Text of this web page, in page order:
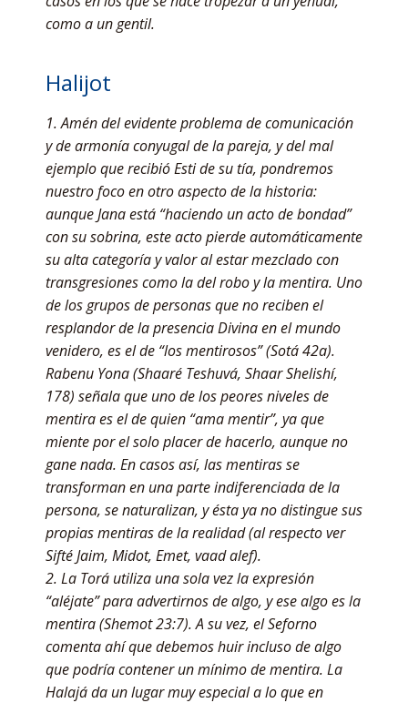
como a un gentil.
Halijot
1. Amén del evidente problema de comunicación
y de armonía conyugal de la pareja, y del mal
ejemplo que recibió Esti de su tía, pondremos
nuestro foco en otro aspecto de la historia:
aunque Jana está “haciendo un acto de bondad”
con su sobrina, este acto pierde automáticamente
su alta categoría y valor al estar mezclado con
transgresiones como la del robo y la mentira. Uno
de los grupos de personas que no reciben el
resplandor de la presencia Divina en el mundo
venidero, es el de “los mentirosos” (Sotá 42a).
Rabenu Yona (Shaaré Teshuvá, Shaar Shelishí,
178) señala que uno de los peores niveles de
mentira es el de quien “ama mentir”, ya que
miente por el solo placer de hacerlo, aunque no
gane nada. En casos así, las mentiras se
transforman en una parte indiferenciada de la
persona, se naturalizan, y ésta ya no distingue sus
propias mentiras de la realidad (al respecto ver
Sifté Jaim, Midot, Emet, vaad alef).
2. La Torá utiliza una sola vez la expresión
“aléjate” para advertirnos de algo, y ese algo es la
mentira (Shemot 23:7). A su vez, el Seforno
comenta ahí que debemos huir incluso de algo
que podría contener un mínimo de mentira. La
Halajá da un lugar muy especial a lo que en